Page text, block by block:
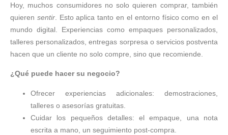
Hoy, muchos consumidores no solo quieren comprar, también
quieren sentir. Esto aplica tanto en el entorno físico como en el
mundo digital. Experiencias como empaques personalizados,
talleres personalizados, entregas sorpresa o servicios postventa
hacen que un cliente no solo compre, sino que recomiende.
¿Qué puede hacer su negocio?
Ofrecer experiencias adicionales: demostraciones,
talleres o asesorías gratuitas.
Cuidar los pequeños detalles: el empaque, una nota
escrita a mano, un seguimiento post-compra.